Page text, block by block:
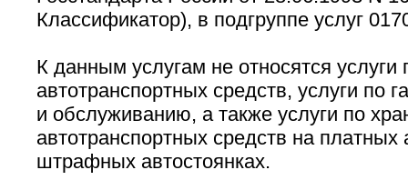
Классификатор), в подгруппе услуг
К данным услугам не относятся услуги
автотранспортных средств, услуги по
и обслуживанию, а также услуги по
автотранспортных средств на платных
штрафных автостоянках.